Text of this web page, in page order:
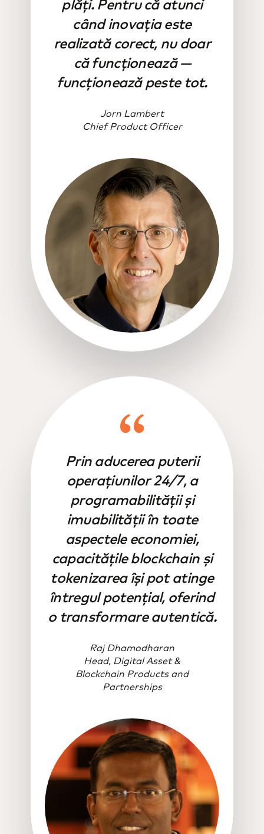
plăți. Pentru că atunci
când inovația este
realizată corect, nu doar
că funcționează —
funcționează peste tot.
Jorn Lambert
Chief Product Officer
Prin aducerea puterii
operațiunilor 24/7, a
programabilității și
imuabilității în toate
aspectele economiei,
capacitățile blockchain și
tokenizarea își pot atinge
întregul potențial, oferind
o transformare autentică.
Raj Dhamodharan
Head, Digital Asset &
Blockchain Products and
Partnerships